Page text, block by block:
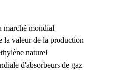
marché mondial
la valeur de la production
naturel
d'absorbeurs de gaz